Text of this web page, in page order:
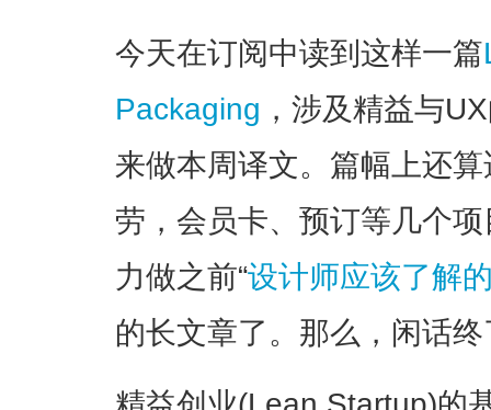
今天在订阅中读到这样一篇
Packaging ，涉及精益与
来做本周译文。篇幅上还
劳，会员卡、预订等几个
力做之前“设计师应该了解
的长文章了。那么，闲话